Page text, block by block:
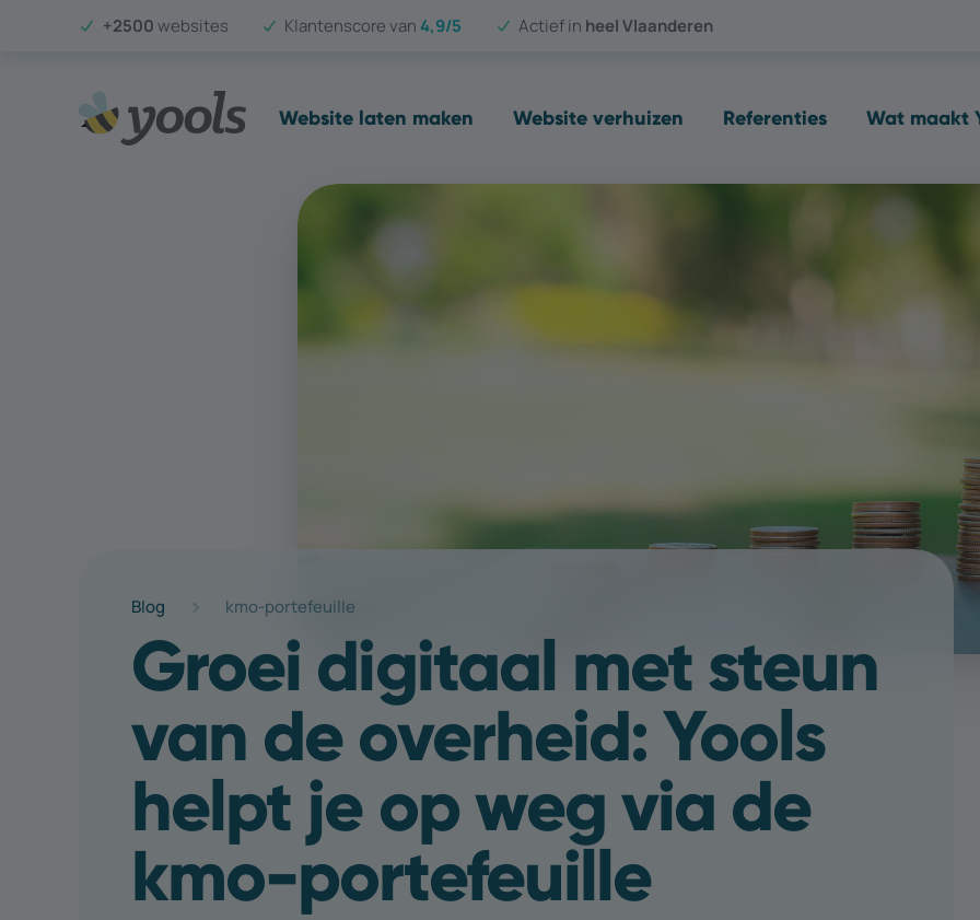
+2500 websites Klantenscore van4,9/5 Actief in heel Vlaanderen
Website laten maken Website verhuizen Referenties Wat maakt
Blog kmo-portefeuille
Groei digitaal met steun
van de overheid: Yools
helpt je op weg via de
kmo-portefeuille